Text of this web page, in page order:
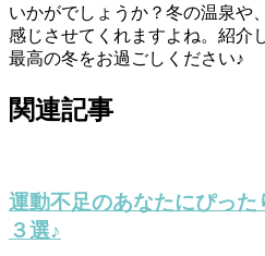
いかがでしょうか？冬の温泉や
感じさせてくれますよね。紹介
最高の冬をお過ごしください♪
関連記事
運動不足のあなたにぴった
３選♪